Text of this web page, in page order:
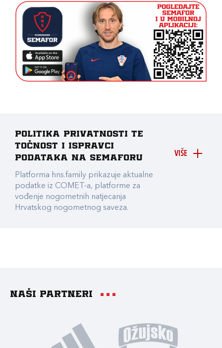
VIŠE
Politika privatnosti te
točnost i ispravci
podataka na Semaforu
Platforma hns.family prikazuje aktualne
podatke iz COMET-a, platforme za
vođenje nogometnih natjecanja
Hrvatskog nogometnog saveza.
Naši partneri